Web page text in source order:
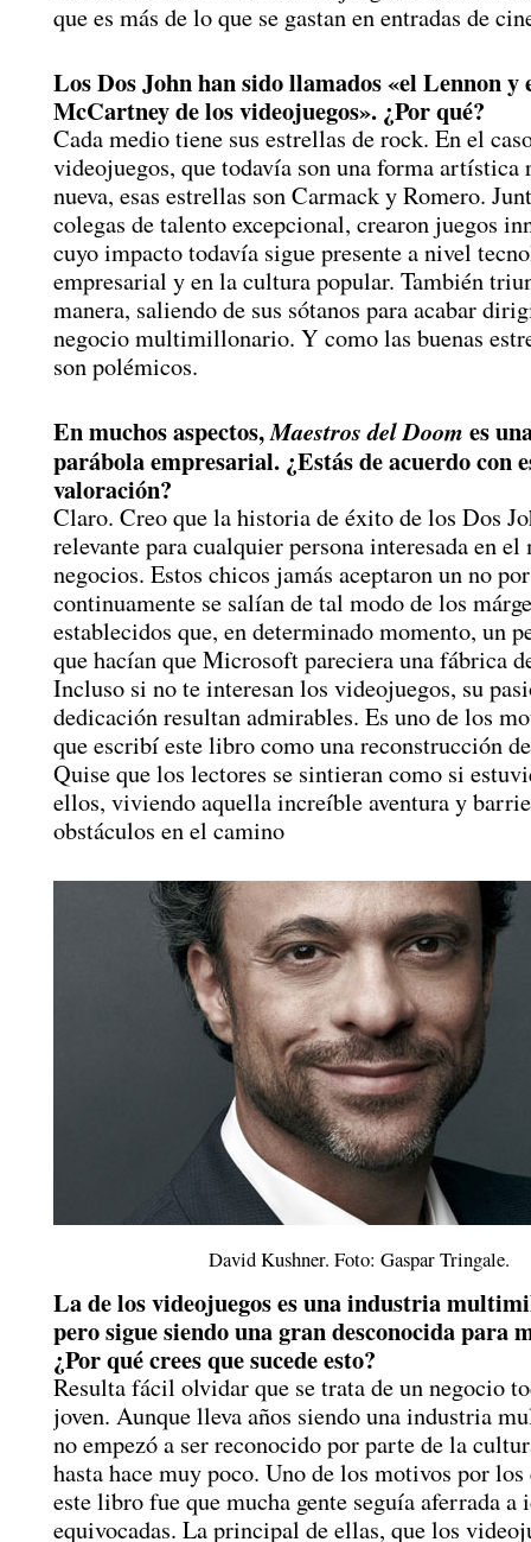
que es más de lo que se gastan en entradas de
Los Dos John han sido llamados «el Lennon y
McCartney de los videojuegos». ¿Por qué?
Cada medio tiene sus estrellas de rock. En el
videojuegos, que todavía son una forma artística
nueva, esas estrellas son Carmack y Romero.
colegas de talento excepcional, crearon juegos
cuyo impacto todavía sigue presente a nivel
empresarial y en la cultura popular. También
manera, saliendo de sus sótanos para acabar
negocio multimillonario. Y como las buenas
son polémicos.
En muchos aspectos,Maestros del Doom es
parábola empresarial. ¿Estás de acuerdo con
valoración?
Claro. Creo que la historia de éxito de los Dos
relevante para cualquier persona interesada en el
negocios. Estos chicos jamás aceptaron un no
continuamente se salían de tal modo de los
establecidos que, en determinado momento, un
que hacían que Microsoft pareciera una fábrica
Incluso si no te interesan los videojuegos, su
dedicación resultan admirables. Es uno de los
que escribí este libro como una reconstrucción
Quise que los lectores se sintieran como si
ellos, viviendo aquella increíble aventura y
obstáculos en el camino
David Kushner. Foto: Gaspar Tringale.
La de los videojuegos es una industria
pero sigue siendo una gran desconocida para
¿Por qué crees que sucede esto?
Resulta fácil olvidar que se trata de un negocio
joven. Aunque lleva años siendo una industria
no empezó a ser reconocido por parte de la
hasta hace muy poco. Uno de los motivos por
este libro fue que mucha gente seguía aferrada a
equivocadas. La principal de ellas, que los